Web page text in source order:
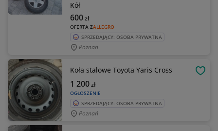
Kół
OFERTA ZALLEGRO
600zł
SPRZEDAJĄCY: OSOBA PRYWATNA
Poznan
Koła stalowe Toyota Yaris Cross
OGŁOSZENIE
1 200zł
SPRZEDAJĄCY: OSOBA PRYWATNA
Poznań